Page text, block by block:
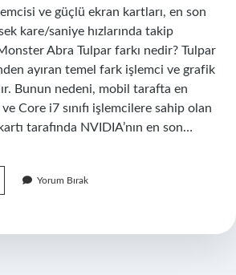
ve güçlü ekran kartları, en son
kare/saniye hızlarında takip
Abra Tulpar farkı nedir? Tulpar
ayıran temel fark işlemci ve grafik
Bunun nedeni, mobil tarafta en
Core i7 sınıfı işlemcilere sahip olan
tarafında NVIDIA’nın en son…
Yorum Bırak